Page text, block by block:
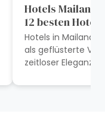
Hotels Mailand,
12 besten Hotels
Hotels in Mailand
als geflüsterte
zeitloser Eleganz,
Geschichte, Kunst